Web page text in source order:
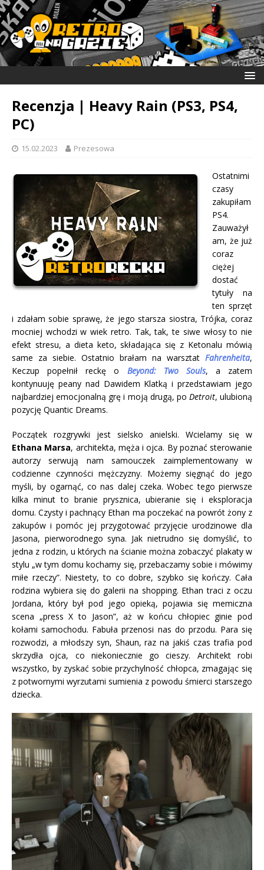
Recenzja | Heavy Rain (PS3, PS4,
PC)
15.02.2023 Prezesowa
Ostatnimi
czasy
zakupiłam
PS4.
Zauważył
am, że już
coraz
ciężej
dostać
tytuły na
ten sprzęt
i zdałam sobie sprawę, że jego starsza siostra, Trójka, coraz
mocniej wchodzi w wiek retro. Tak, tak, te siwe włosy to nie
efekt stresu, a dieta keto, składająca się z Ketonalu mówią
same za siebie. Ostatnio brałam na warsztat Fahrenheita,
Keczup popełnił reckę o Beyond: Two Souls, a zatem
kontynuuję peany nad Dawidem Klatką i przedstawiam jego
najbardziej emocjonalną grę i moją drugą, po Detroit, ulubioną
pozycję Quantic Dreams.
Początek rozgrywki jest sielsko anielski. Wcielamy się w
Ethana Marsa, architekta, męża i ojca. By poznać sterowanie
autorzy serwują nam samouczek zaimplementowany w
codzienne czynności mężczyzny. Możemy sięgnąć do jego
myśli, by ogarnąć, co nas dalej czeka. Wobec tego pierwsze
kilka minut to branie prysznica, ubieranie się i eksploracja
domu. Czysty i pachnący Ethan ma poczekać na powrót żony z
zakupów i pomóc jej przygotować przyjęcie urodzinowe dla
Jasona, pierworodnego syna. Jak nietrudno się domyślić, to
jedna z rodzin, u których na ścianie można zobaczyć plakaty w
stylu „w tym domu kochamy się, przebaczamy sobie i mówimy
miłe rzeczy”. Niestety, to co dobre, szybko się kończy. Cała
rodzina wybiera się do galerii na shopping. Ethan traci z oczu
Jordana, który był pod jego opieką, pojawia się memiczna
scena „press X to Jason”, aż w końcu chłopiec ginie pod
kołami samochodu. Fabuła przenosi nas do przodu. Para się
rozwodzi, a młodszy syn, Shaun, raz na jakiś czas trafia pod
skrzydła ojca, co niekoniecznie go cieszy. Architekt robi
wszystko, by zyskać sobie przychylność chłopca, zmagając się
z potwornymi wyrzutami sumienia z powodu śmierci starszego
dziecka.